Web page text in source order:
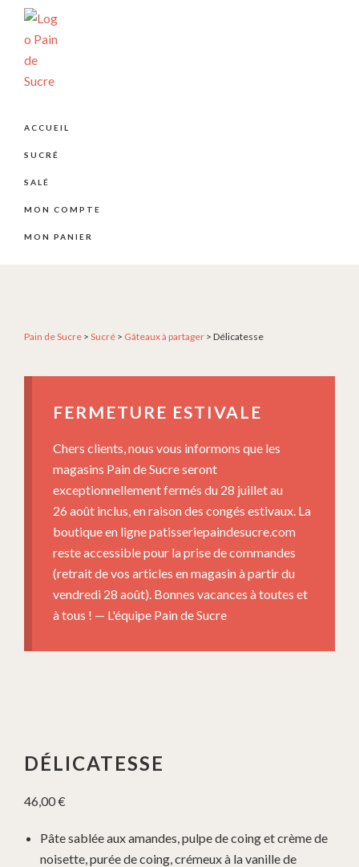
Passer
Passer
Passer
DE
artisanale
depuis
2004
ACCUEIL
SUCRÉ
SALÉ
MON COMPTE
MON PANIER
Pain de Sucre > Sucré > Gâteaux à partager > Délicatesse
FERMETURE ESTIVALE
Chers clients, nous vous informons que les
magasins Pain de Sucre seront
exceptionnellement fermés du 28 juillet au
26 août inclus, en raison des congés estivaux. La
boutique en ligne patisseriepaindesucre.com
reste accessible pour la prise de commandes
(retrait de vos articles en magasin à partir du
vendredi 28 août). Bonnes vacances à toutes et
à tous ! — L'équipe Pain de Sucre
DÉLICATESSE
46,00€
Pâte sablée aux amandes, pulpe de coing et crème de
noisette, purée de coing, crémeux à la vanille de